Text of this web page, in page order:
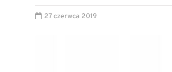
27 czerwca 2019